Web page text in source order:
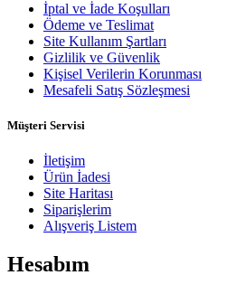
İptal ve İade Koşulları
Ödeme ve Teslimat
Site Kullanım Şartları
Gizlilik ve Güvenlik
Kişisel Verilerin Korunması
Mesafeli Satış Sözleşmesi
Müşteri Servisi
İletişim
Ürün İadesi
Site Haritası
Siparişlerim
Alışveriş Listem
Hesabım